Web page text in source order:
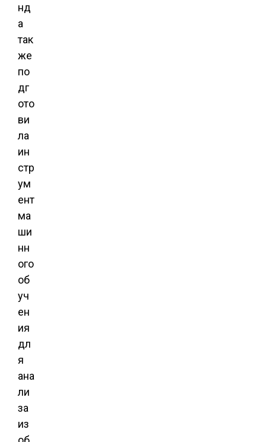
нд
а
так
же
по
дг
ото
ви
ла
ин
стр
ум
ент
ма
ши
нн
ого
об
уч
ен
ия
дл
я
ана
ли
за
из